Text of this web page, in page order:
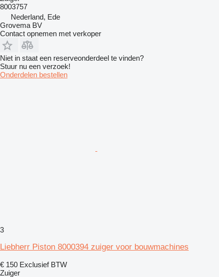
8003757
Nederland, Ede
Grovema BV
Contact opnemen met verkoper
Niet in staat een reserveonderdeel te vinden?
Stuur nu een verzoek!
Onderdelen bestellen
3
Liebherr Piston 8000394 zuiger voor bouwmachines
€ 150 Exclusief BTW
Zuiger